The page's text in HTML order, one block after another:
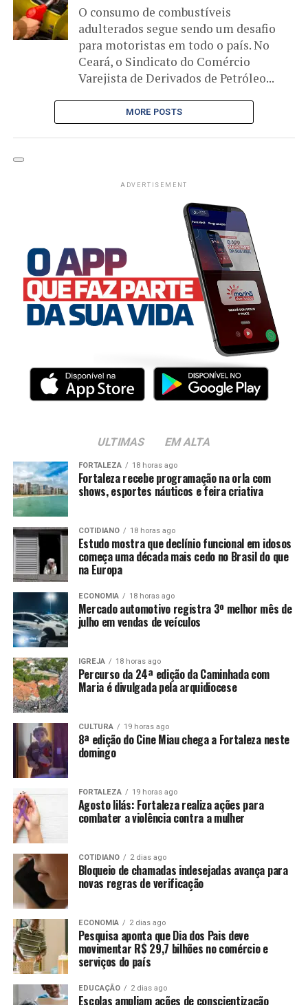
O consumo de combustíveis
adulterados segue sendo um desafio
para motoristas em todo o país. No
Ceará, o Sindicato do Comércio
Varejista de Derivados de Petróleo...
MORE POSTS
ADVERTISEMENT
ULTIMAS EM ALTA
FORTALEZA 18 horas ago
Fortaleza recebe programação na orla com
shows, esportes náuticos e feira criativa
COTIDIANO 18 horas ago
Estudo mostra que declínio funcional em idosos
começa uma década mais cedo no Brasil do que
na Europa
ECONOMIA 18 horas ago
Mercado automotivo registra 3º melhor mês de
julho em vendas de veículos
IGREJA 18 horas ago
Percurso da 24ª edição da Caminhada com
Maria é divulgada pela arquidiocese
CULTURA 19 horas ago
8ª edição do Cine Miau chega a Fortaleza neste
domingo
FORTALEZA 19 horas ago
Agosto lilás: Fortaleza realiza ações para
combater a violência contra a mulher
COTIDIANO 2 dias ago
Bloqueio de chamadas indesejadas avança para
novas regras de verificação
ECONOMIA 2 dias ago
Pesquisa aponta que Dia dos Pais deve
movimentar R$ 29,7 bilhões no comércio e
serviços do país
EDUCAÇÃO 2 dias ago
Escolas ampliam ações de conscientização